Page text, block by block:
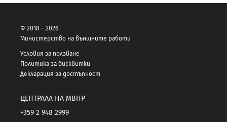
© 2018 – 2026
Министерство на външните работи
Условия за ползване
Политика за бисквитки
Декларация за достъпност
ЦЕНТРАЛА НА МВНР
+359 2 948 2999